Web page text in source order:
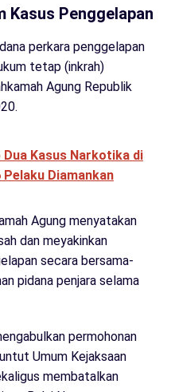
Kasus Penggelapan
perkara penggelapan
tetap (inkrah)
Agung Republik
Dua Kasus Narkotika di
Pelaku Diamankan
Agung menyatakan
dan meyakinkan
secara bersama-
pidana penjara selama
permohonan
Umum Kejaksaan
membatalkan